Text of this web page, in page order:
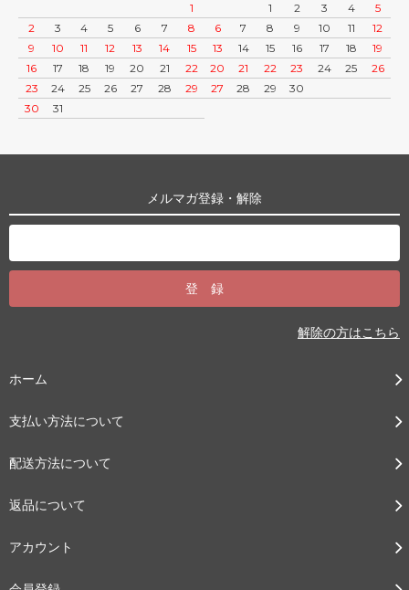
1
2
3 4 5 6 7
8
9
10 11 12 13 14
15
16
17 18 19 20 21
22
23
24 25 26 27 28
29
30
31
1
2 3 4
5
6
7 8 9 10 11
12
13
14 15 16 17 18
19
20
21 22 23 24 25
26
27
28 29 30
メルマガ登録・解除
解除の方はこちら
ホーム
支払い方法について
配送方法について
返品について
アカウント